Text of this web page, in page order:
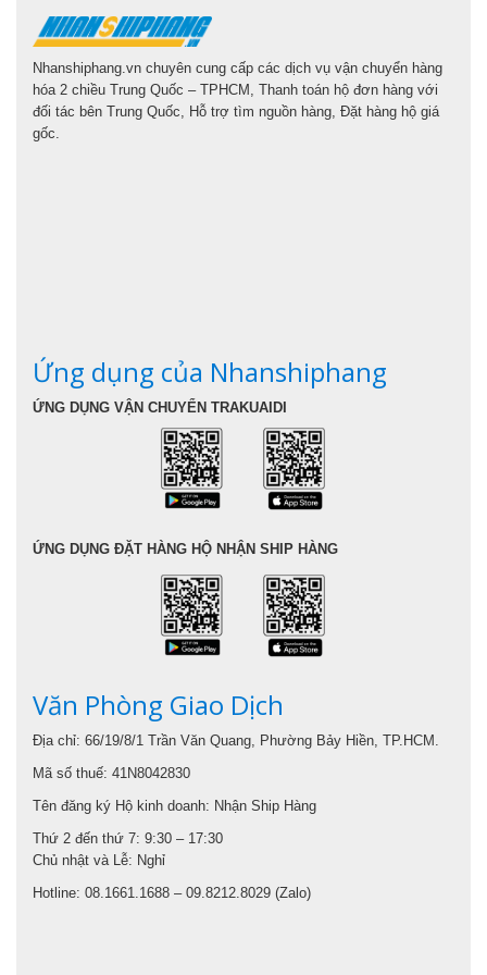
Nhanshiphang.vn chuyên cung cấp các dịch vụ vận chuyển hàng
hóa 2 chiều Trung Quốc – TPHCM, Thanh toán hộ đơn hàng với
đối tác bên Trung Quốc, Hỗ trợ tìm nguồn hàng, Đặt hàng hộ giá
gốc.
Ứng dụng của Nhanshiphang
ỨNG DỤNG VẬN CHUYỂN TRAKUAIDI
ỨNG DỤNG ĐẶT HÀNG HỘ NHẬN SHIP HÀNG
Văn Phòng Giao Dịch
Địa chỉ: 66/19/8/1 Trần Văn Quang, Phường Bảy Hiền, TP.HCM.
Mã số thuế: 41N8042830
Tên đăng ký Hộ kinh doanh: Nhận Ship Hàng
Thứ 2 đến thứ 7: 9:30 – 17:30
Chủ nhật và Lễ: Nghỉ
Hotline: 08.1661.1688 – 09.8212.8029 (Zalo)